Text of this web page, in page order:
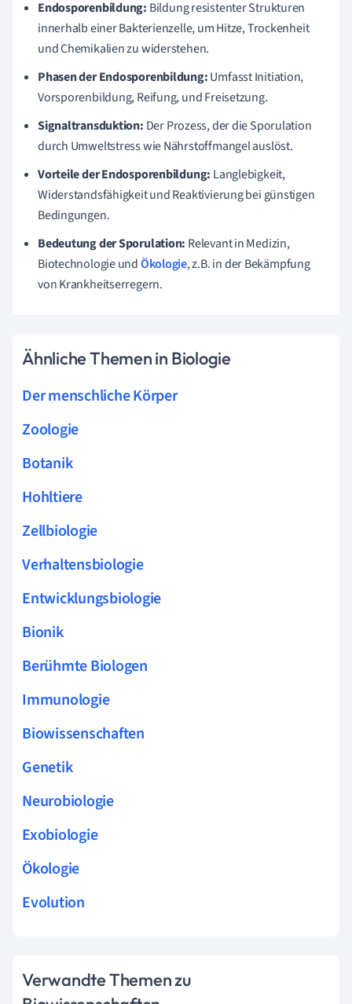
Endosporenbildung: Bildung resistenter Strukturen
innerhalb einer Bakterienzelle, um Hitze, Trockenheit
und Chemikalien zu widerstehen.
Phasen der Endosporenbildung:Umfasst Initiation,
Vorsporenbildung, Reifung, und Freisetzung.
Signaltransduktion: Der Prozess, der die Sporulation
durch Umweltstress wie Nährstoffmangel auslöst.
Vorteile der Endosporenbildung: Langlebigkeit,
Widerstandsfähigkeit und Reaktivierung bei günstigen
Bedingungen.
Bedeutung der Sporulation: Relevant in Medizin,
Biotechnologie undÖkologie, z.B. in der Bekämpfung
von Krankheitserregern.
Ähnliche Themen in Biologie
Der menschliche Körper
Zoologie
Botanik
Hohltiere
Zellbiologie
Verhaltensbiologie
Entwicklungsbiologie
Bionik
Berühmte Biologen
Immunologie
Biowissenschaften
Genetik
Neurobiologie
Exobiologie
Ökologie
Evolution
Verwandte Themen zu